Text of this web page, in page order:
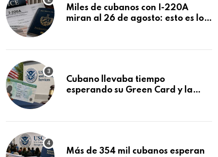
Miles de cubanos con I-220A
miran al 26 de agosto: esto es lo
Cubano llevaba tiempo
esperando su Green Card y la
Más de 354 mil cubanos esperan